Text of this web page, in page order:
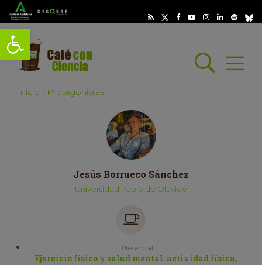
Abrir barra de herramientas
Abrir
Inicio Protagonistas
Jesús Borrueco Sánchez
Universidad Pablo de Olavide
| Presencial
Ejercicio físico y salud mental: actividad física,